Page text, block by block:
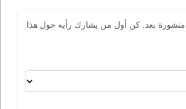
منشورة بعد. كن أول من يشارك رأيه حول هذا